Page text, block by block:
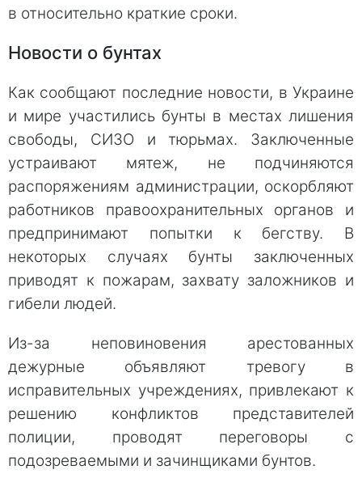
в относительно краткие сроки.
Новости о бунтах
Как сообщают последние новости, в Украине
и мире участились бунты в местах лишения
свободы, СИЗО и тюрьмах. Заключенные
устраивают мятеж, не подчиняются
распоряжениям администрации, оскорбляют
работников правоохранительных органов и
предпринимают попытки к бегству. В
некоторых случаях бунты заключенных
приводят к пожарам, захвату заложников и
гибели людей.
Из-за неповиновения арестованных
дежурные объявляют тревогу в
исправительных учреждениях, привлекают к
решению конфликтов представителей
полиции, проводят переговоры с
подозреваемыми и зачинщиками бунтов.